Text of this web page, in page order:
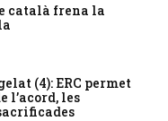
català frena la
(4): ERC permet
les